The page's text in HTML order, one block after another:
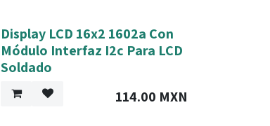
Display LCD 16x2 1602a Con
Módulo Interfaz I2c Para LCD
Soldado
114.00 MXN